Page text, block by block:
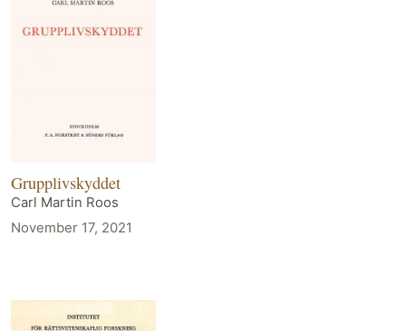
Grupplivskyddet
Carl Martin Roos
November 17, 2021